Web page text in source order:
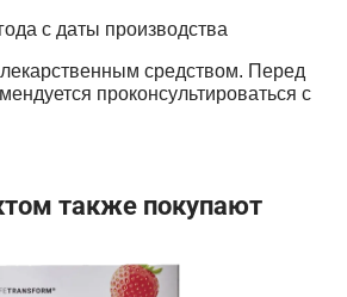
с даты производства
средством. Перед
проконсультироваться с
также покупают